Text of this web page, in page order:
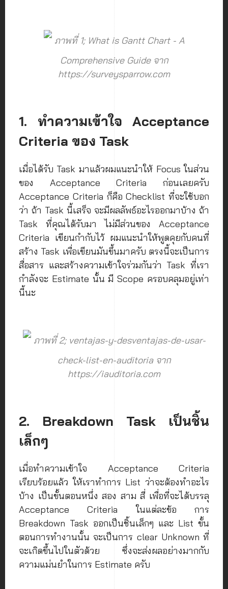
ภาพที่ 1; What is Gantt Chart - A
Comprehensive Guide จาก
https://surveysparrow.com
1. ทำความเข้าใจ Acceptance
Criteria ของ Task
เมื่อได้รับ Task มาแล้วผมแนะนำให้ Focus ในส่วน
ของ Acceptance Criteria ก่อนเลยครับ
Acceptance Criteria ก็คือ Checklist ที่จะใช้บอก
ว่า ถ้า Task นี้เสร็จ จะมีผลลัพธ์อะไรออกมาบ้าง ถ้า
Task ที่คุณได้รับมา ไม่มีส่วนของ Acceptance
Criteria เขียนกำกับไว้ ผมแนะนำให้พูดคุยกับคนที่
สร้าง Task เพื่อเขียนมันขึ้นมาครับ ตรงนี้จะเป็นการ
สื่อสาร และสร้างความเข้าใจร่วมกันว่า Task ที่เรา
กำลังจะ Estimate นั้น มี Scope ครอบคลุมอยู่เท่า
นี้นะ
ภาพที่ 2; ventajas-y-desventajas-de-usar-
check-list-en-auditoria จาก
https://iauditoria.com
2. Breakdown Task เป็นชิ้น
เล็กๆ
เมื่อทำความเข้าใจ Acceptance Criteria
เรียบร้อยแล้ว ให้เราทำการ List ว่าจะต้องทำอะไร
บ้าง เป็นขั้นตอนหนึ่ง สอง สาม สี่ เพื่อที่จะได้บรรลุ
Acceptance Criteria ในแต่ละข้อ การ
Breakdown Task ออกเป็นชิ้นเล็กๆ และ List ขั้น
ตอนการทำงานนั้น จะเป็นการ clear Unknown ที่
จะเกิดขึ้นไปในตัวด้วย ซึ่งจะส่งผลอย่างมากกับ
ความแม่นยำในการ Estimate ครับ